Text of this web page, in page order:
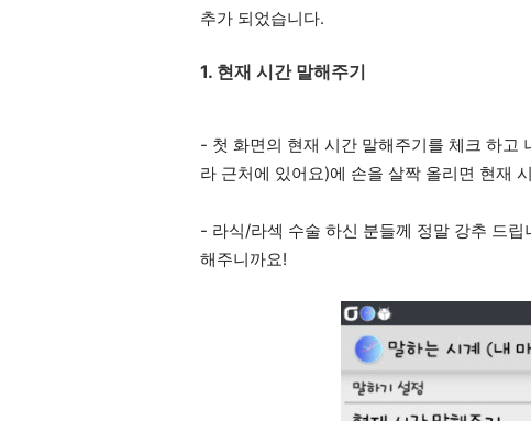
추가 되었습니다.
1. 현재 시간 말해주기
- 첫 화면의 현재 시간 말해주기를 체크 하고
라 근처에 있어요)에 손을 살짝 올리면 현재
- 라식/라섹 수술 하신 분들께 정말 강추 드
해주니까요!